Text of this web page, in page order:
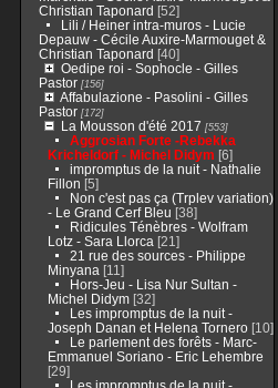
Christian Taponard [52]
Lili / Heiner intra-muros - Lucie
Depauw - Cécile Auxire-Marmouget &
Christian Taponard [40]
Oedipe roi - Sophocle - Gilles
Pastor[156]
Affabulazione - Pasolini - Gilles
Pastor[172]
La Mousson d'été 2017 [553]
Aggrosian Forte -Rebekka
Kricheldorf - Michel Didym [6]
impromptus de la nuit - Nathalie
Fillon [5]
Non c'est pas ça (Trplev variation)
- Le Grand Cerf Bleu [38]
Ridicules Ténèbres - Wolfram
Lotz - Sara Llorca [21]
21 rue des sources - Philippe
Minyana [11]
Hors-Jeu - Lisa Nur Sultan -
Michel Didym[32]
Les impromptus de la nuit -
Joseph Danan et Helena Tornero[10]
Le parlement des forêts - Marc-
Emmanuel Soriano - Eric Lehembre
[29]